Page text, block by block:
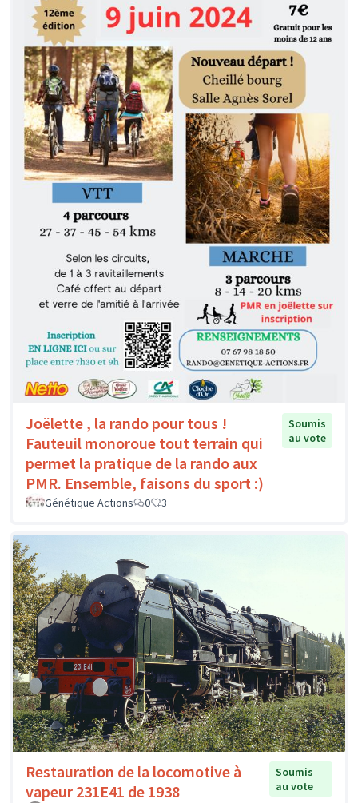
Joëlette , la rando pour tous !
Fauteuil monoroue tout terrain qui
permet la pratique de la rando aux
PMR. Ensemble, faisons du sport :)
Soumis
au vote
Génétique Actions 0 3
Restauration de la locomotive à
vapeur 231E41 de 1938
Soumis
au vote